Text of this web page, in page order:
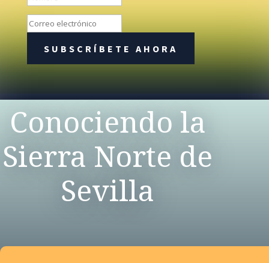
SUBSCRÍBETE AHORA
Conociendo la
Sierra Norte de
Sevilla